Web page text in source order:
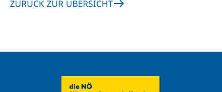
ZURÜCK ZUR ÜBERSICHT